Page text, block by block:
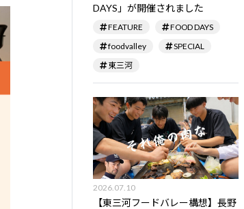
DAYS」が開催されました
FEATURE
FOOD DAYS
foodvalley
SPECIAL
東三河
2026.07.10
【東三河フードバレー構想】長野